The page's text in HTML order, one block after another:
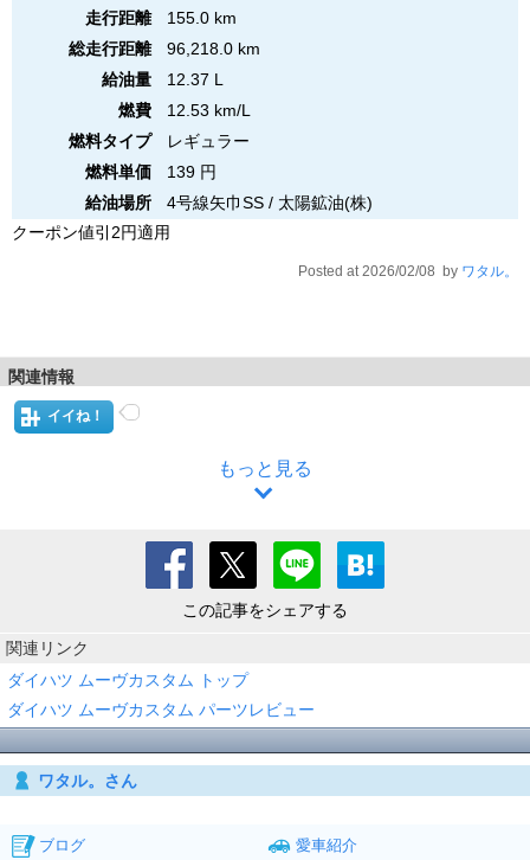
走行距離
155.0 km
総走行距離
96,218.0 km
給油量
12.37 L
燃費
12.53 km/L
燃料タイプ
レギュラー
燃料単価
139 円
給油場所
4号線矢巾SS / 太陽鉱油(株)
クーポン値引2円適用
Posted at 2026/02/08 by ワタル。
関連情報
イイね！
もっと見る
この記事をシェアする
関連リンク
ダイハツ ムーヴカスタム トップ
ダイハツ ムーヴカスタム パーツレビュー
ワタル。さん
ブログ
愛車紹介